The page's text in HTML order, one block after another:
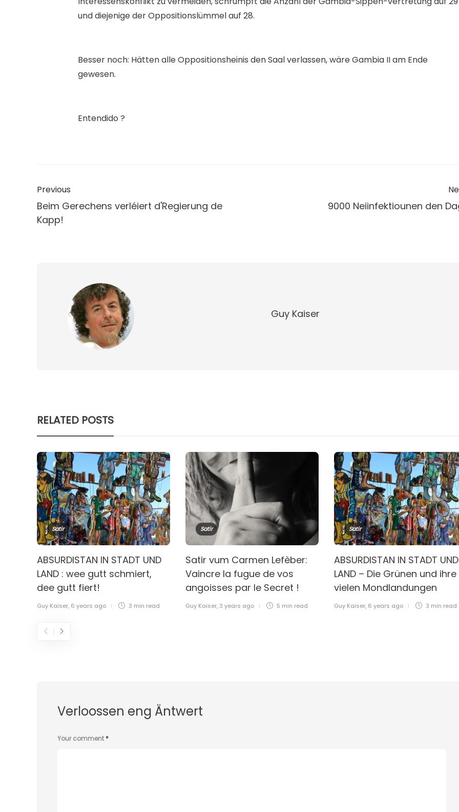
und diejenige der Oppositionslümmel auf 28.
Besser noch: Hätten alle Oppositionsheinis den Saal verlassen, wäre Gambia II am Ende
gewesen.
Entendido ?
Previous
Beim Gerechens verléiert d'Regierung de
Kapp!
9000 Neiinfektiounen den
Guy Kaiser
RELATED POSTS
Satir
ABSURDISTAN IN STADT UND
LAND : wee gutt schmiert,
dee gutt fiert!
Guy Kaiser, 6 years ago 3 min read
Satir
Satir vum Carmen Lefèber:
Vaincre la fugue de vos
angoisses par le Secret !
Guy Kaiser, 3 years ago 5 min read
Satir
ABSURDISTAN IN STADT UND
LAND – Die Grünen und ihre
vielen Mondlandungen
Guy Kaiser, 6 years ago 3 min read
Verloossen eng Äntwert
Your comment*